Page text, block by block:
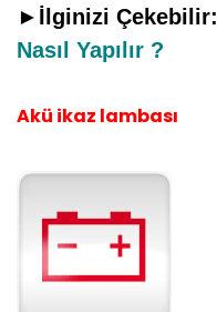
►İlginizi Çekebilir:
Nasıl Yapılır ?
Akü ikaz lambası